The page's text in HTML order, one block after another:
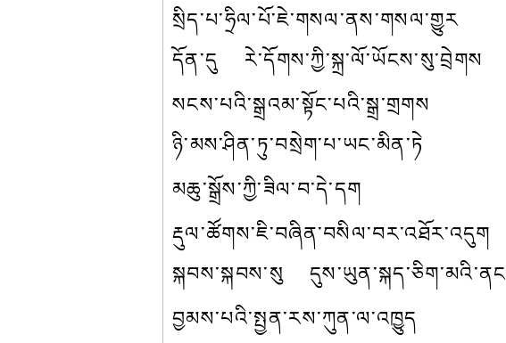
སྲིད་པ་ཧྲིལ་པོ་ཇེ་གསལ་ནས་གསལ་གྱུར
དོན་དུ    རེ་དོགས་ཀྱི་སྐྲ་ལོ་ཡོངས་སུ་བྲེགས
སངས་པའི་སྒྲའམ་སྟོང་པའི་སྒྲ་གྲགས
ཉི་མས་ཤིན་ཏུ་བསྲེག་པ་ཡང་མིན་ཏེ
མཆུ་སྒྲོས་ཀྱི་ཟིལ་བ་དེ་དག
རྡུལ་ཚོགས་ཇི་བཞིན་བསིལ་བར་འཐོར་འདུག
སྐབས་སྐབས་སུ    དུས་ཡུན་སྐད་ཅིག་མའི་ནང
བྱམས་པའི་སྤྱན་རས་ཀུན་ལ་འཁྱུད